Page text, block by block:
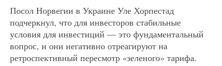
Посол Норвегии в Украине Уле Хорпестад
подчеркнул, что для инвесторов стабильные
условия для инвестиций — это фундаментальный
вопрос, и они негативно отреагируют на
ретроспективный пересмотр «зеленого» тарифа.